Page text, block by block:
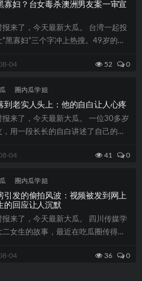
寡妇？台女毒杀澳洲男友案一审宣
报来了，今天最新大瓜。 台湾一起投
黑寡妇”三个字冲上热搜。49岁的杨
04 52 0
圈内瓜学姐
到老实人头上：他的自白让人心疼
报来了，今天最新大瓜。 一位30多岁
，用一段长长的自白讲述了自己的遭
04 41 0
圈内瓜学姐
引发的偷拍风波：视频被发到网上
的回应让人沉默
报来了，今天最新大瓜。 四川传媒学
二女生的故事，最近在吃瓜圈传得挺
04 36 0